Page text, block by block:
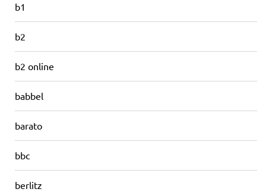
b1
b2
b2 online
babbel
barato
bbc
berlitz